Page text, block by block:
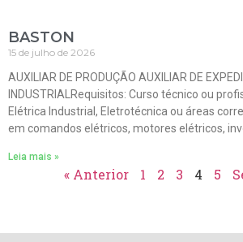
BASTON
15 de julho de 2026
AUXILIAR DE PRODUÇÃO AUXILIAR DE
INDUSTRIALRequisitos: Curso técnico ou
Elétrica Industrial, Eletrotécnica ou áreas
em comandos elétricos, motores elétricos,
Leia mais »
« Anterior 1 2 3 4 5